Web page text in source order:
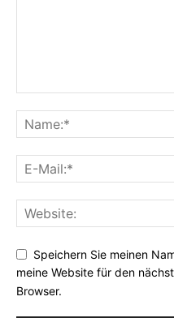
Speichern Sie meinen
meine Website für den
Browser.